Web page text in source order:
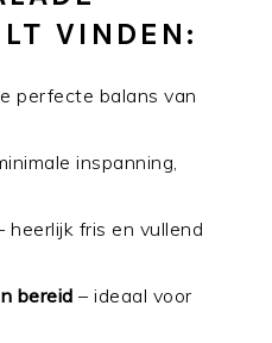
VINDEN:
perfecte balans van
inspanning,
heerlijk fris en vullend
bereid – ideaal voor